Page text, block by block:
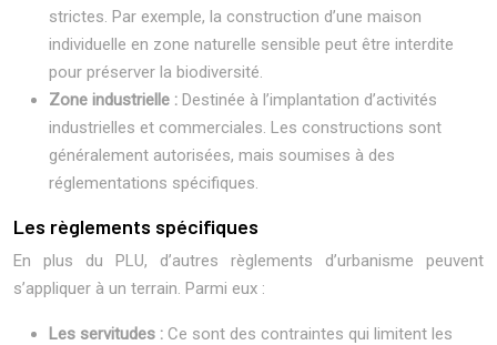
strictes. Par exemple, la construction d’une maison
individuelle en zone naturelle sensible peut être interdite
pour préserver la biodiversité.
Zone industrielle : Destinée à l’implantation d’activités
industrielles et commerciales. Les constructions sont
généralement autorisées, mais soumises à des
réglementations spécifiques.
Les règlements spécifiques
En plus du PLU, d’autres règlements d’urbanisme peuvent
s’appliquer à un terrain. Parmi eux :
Les servitudes : Ce sont des contraintes qui limitent les